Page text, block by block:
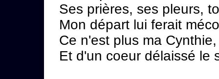
Ses prières, ses pleurs,
Mon départ lui ferait
Ce n'est plus ma
Et d'un coeur délaissé le